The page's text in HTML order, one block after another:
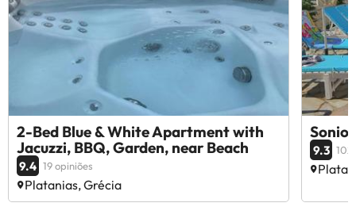
2-Bed Blue & White Apartment with
Jacuzzi, BBQ, Garden, near Beach
9.4 19 opiniões
Platanias, Grécia
Sonio
9.3 102